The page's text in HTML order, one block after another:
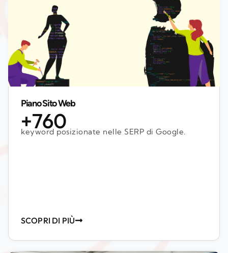
Piano Sito Web
+760
keyword posizionate nelle SERP di Google.
SCOPRI DI PIÙ